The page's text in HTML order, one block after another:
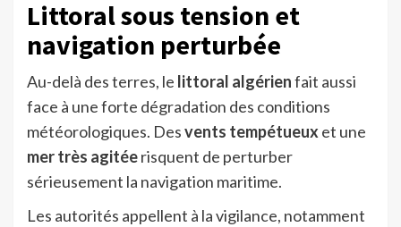
Littoral sous tension et
navigation perturbée
Au-delà des terres, le littoral algérienfait aussi
face à une forte dégradation des conditions
météorologiques. Desvents tempétueux et une
mer très agitéerisquent de perturber
sérieusement la navigation maritime.
Les autorités appellent à la vigilance, notamment